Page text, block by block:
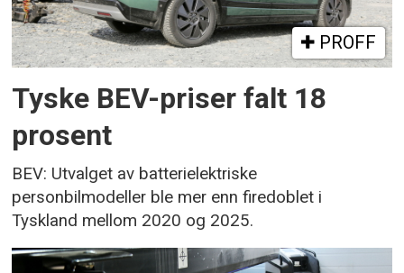
PROFF
Tyske BEV-priser falt 18
prosent
BEV: Utvalget av batterielektriske
personbilmodeller ble mer enn firedoblet i
Tyskland mellom 2020 og 2025.